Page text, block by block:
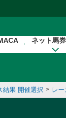
ネット馬
結果 開催選択 > レ